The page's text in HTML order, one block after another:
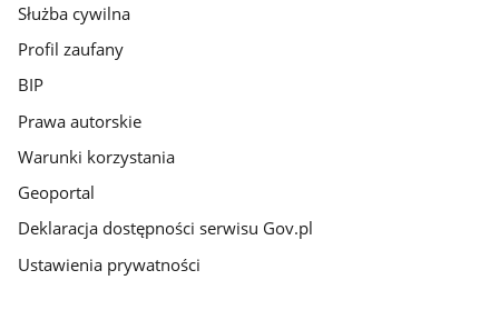
Służba cywilna
Profil zaufany
BIP
Prawa autorskie
Warunki korzystania
Geoportal
Deklaracja dostępności serwisu Gov.pl
Ustawienia prywatności